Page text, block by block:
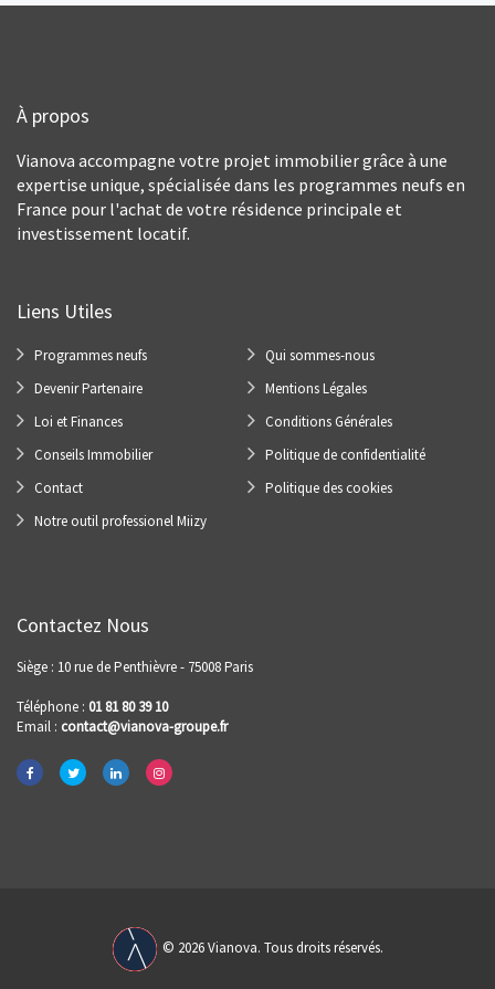
À propos
Vianova accompagne votre projet immobilier grâce à une
expertise unique, spécialisée dans les programmes neufs en
France pour l'achat de votre résidence principale et
investissement locatif.
Liens Utiles
Programmes neufs
Devenir Partenaire
Loi et Finances
Conseils Immobilier
Contact
Notre outil professionel Miizy
Qui sommes-nous
Mentions Légales
Conditions Générales
Politique de confidentialité
Politique des cookies
Contactez Nous
Siège : 10 rue de Penthièvre - 75008 Paris
Téléphone : 01 81 80 39 10
Email : contact@vianova-groupe.fr
© 2026 Vianova. Tous droits réservés.